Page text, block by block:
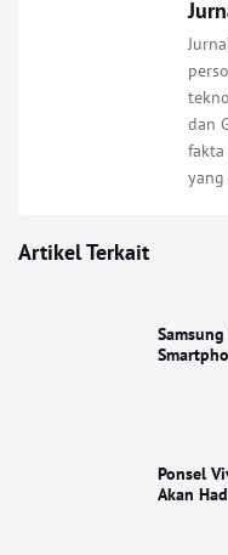
dan
yang
Artikel Terkait
Ponsel
Akan